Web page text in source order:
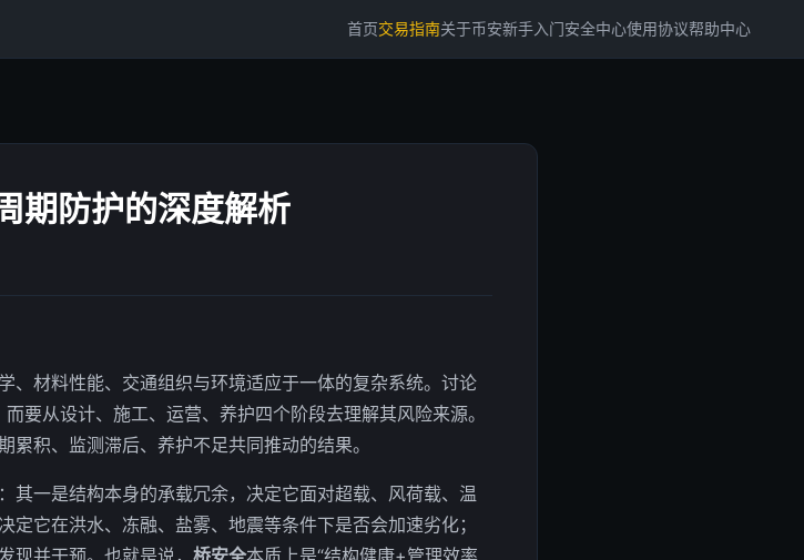
首页交易指南关于币安新手入门安全中心使用协议帮助中心
期防护的深度解析
、材料性能、交通组织与环境适应于一体的复杂系统。讨论
要从设计、施工、运营、养护四个阶段去理解其风险来源。
积、监测滞后、养护不足共同推动的结果。
其一是结构本身的承载冗余，决定它面对超载、风荷载、温
它在洪水、冻融、盐雾、地震等条件下是否会加速劣化；
现并干预。也就是说， 桥安全本质上是“结构健康+管理效率